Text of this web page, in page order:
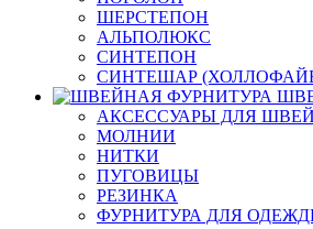
ШЕРСТЕПОН
АЛЬПОЛЮКС
СИНТЕПОН
СИНТЕШАР
АКСЕССУАРЫ ДЛЯ
МОЛНИИ
НИТКИ
ПУГОВИЦЫ
РЕЗИНКА
ФУРНИТУРА ДЛЯ